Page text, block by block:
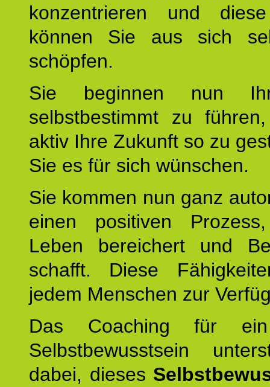
konzentrieren und
können Sie aus sich
schöpfen.
Sie beginnen nun
selbstbestimmt zu
aktiv Ihre Zukunft so zu
Sie es für sich wünschen.
Sie kommen nun ganz
einen positiven
Leben bereichert und
schafft. Diese
jedem Menschen zur
Das Coaching für
Selbstbewusstsein
dabei, dieses